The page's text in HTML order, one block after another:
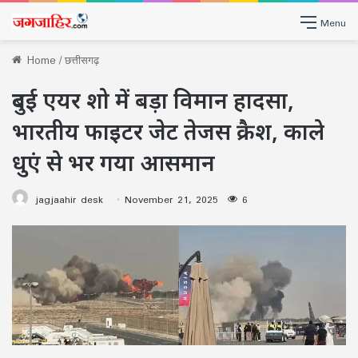
Menu
Home/छत्तीसगढ़
दुबई एयर शो में बड़ा विमान हादसा,
भारतीय फाइटर जेट तेजस क्रैश, काले
धुएं से भर गया आसमान
jagjaahir desk November 21, 2025 6